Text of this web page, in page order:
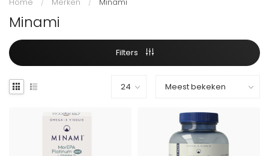
Home / Merken / Minami
Minami
Filters